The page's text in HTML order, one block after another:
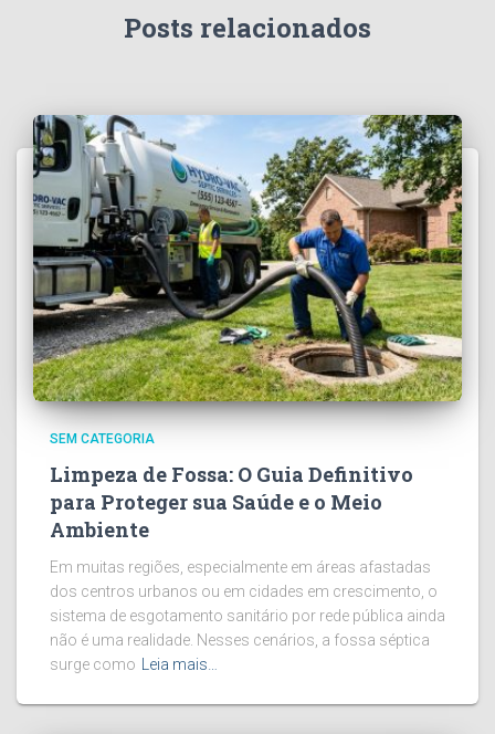
Posts relacionados
SEM CATEGORIA
Limpeza de Fossa: O Guia Definitivo
para Proteger sua Saúde e o Meio
Ambiente
Em muitas regiões, especialmente em áreas afastadas
dos centros urbanos ou em cidades em crescimento, o
sistema de esgotamento sanitário por rede pública ainda
não é uma realidade. Nesses cenários, a fossa séptica
surge como
Leia mais…